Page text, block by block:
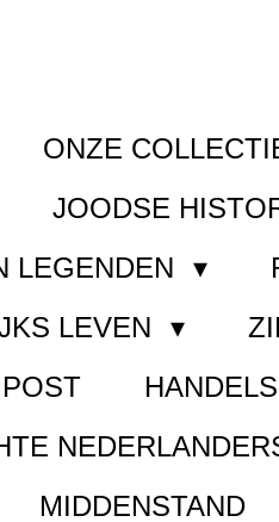
ONZE
JOODSE
LEGENDEN
LEVEN
POST
MIDDENSTAND